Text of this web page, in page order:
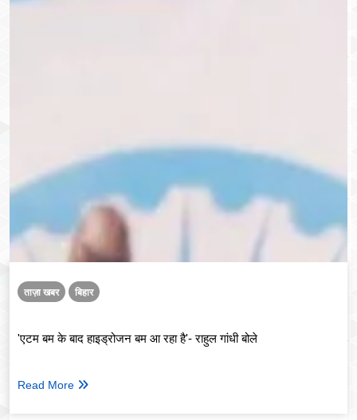
ताज़ा खबर बिहार
'एटम बम के बाद हाइड्रोजन बम आ रहा है'- राहुल गांधी बोले
Read More